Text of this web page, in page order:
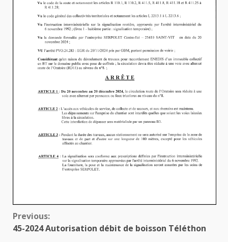
Continue
Previous:
45-2024 Autorisation débit de boisson Téléthon